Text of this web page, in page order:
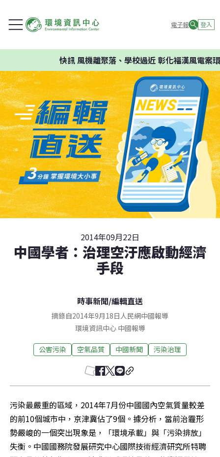
電子報 登入
快訊風機離聚落、學校過近 彰化福漢風電案環
2014年09月22日
中國學者：治理空汙應啟動經濟
手段
時事新聞/編輯直送
摘錄自2014年9月18日人民網中國報導
環境資訊中心 中國報導
公害污染 空氣品質 中國新聞 污染治理
污染最嚴重的區域，2014年7月份中國國內空氣質量較差
的前10個城市中，京津冀佔了9個。據分析，當前治霾形
勢嚴峻的一個突出現象是，「環境承載」與「污染排放」
失衡。中國國務院發展研究中心國際技術經濟研究所特聘